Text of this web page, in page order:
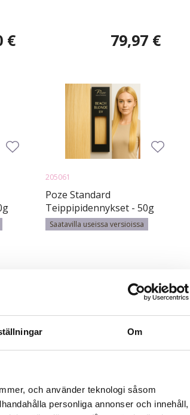
Om
och använder teknologi såsom
personliga annonser och innehåll,
€ 79,97 €
205061
Poze Standard
Teippipidennykset - 50g
Beach Blonde 11V - 50cm
Saatavilla useissa versioissa
79,97 €